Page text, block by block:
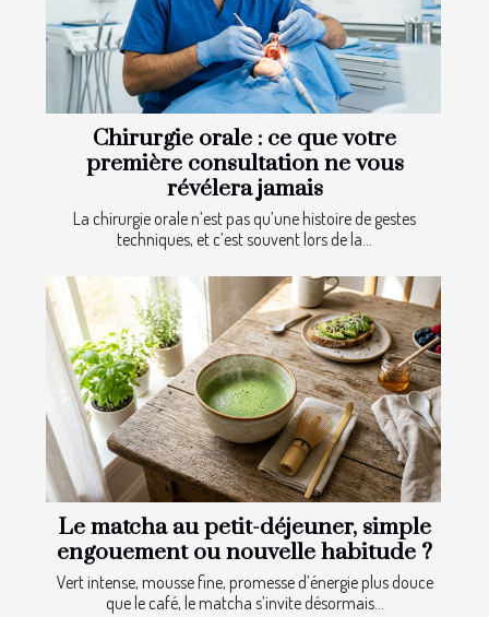
Chirurgie orale : ce que votre
première consultation ne vous
révélera jamais
La chirurgie orale n’est pas qu’une histoire de gestes
techniques, et c’est souvent lors de la...
Le matcha au petit-déjeuner, simple
engouement ou nouvelle habitude ?
Vert intense, mousse fine, promesse d’énergie plus douce
que le café, le matcha s’invite désormais...